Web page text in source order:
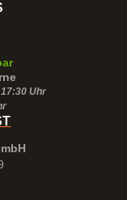
Uhr